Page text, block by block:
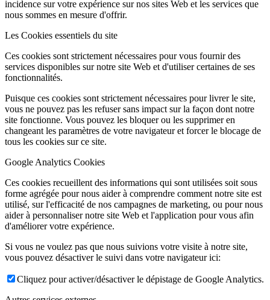
incidence sur votre expérience sur nos sites Web et les services que
nous sommes en mesure d'offrir.
Les Cookies essentiels du site
Ces cookies sont strictement nécessaires pour vous fournir des
services disponibles sur notre site Web et d'utiliser certaines de ses
fonctionnalités.
Puisque ces cookies sont strictement nécessaires pour livrer le site,
vous ne pouvez pas les refuser sans impact sur la façon dont notre
site fonctionne. Vous pouvez les bloquer ou les supprimer en
changeant les paramètres de votre navigateur et forcer le blocage de
tous les cookies sur ce site.
Google Analytics Cookies
Ces cookies recueillent des informations qui sont utilisées soit sous
forme agrégée pour nous aider à comprendre comment notre site est
utilisé, sur l'efficacité de nos campagnes de marketing, ou pour nous
aider à personnaliser notre site Web et l'application pour vous afin
d'améliorer votre expérience.
Si vous ne voulez pas que nous suivions votre visite à notre site,
vous pouvez désactiver le suivi dans votre navigateur ici:
Cliquez pour activer/désactiver le dépistage de Google Analytics.